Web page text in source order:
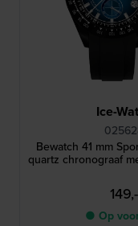
Ice-
Bewatch 41 mm
quartz chronograaf
149,-
● Op